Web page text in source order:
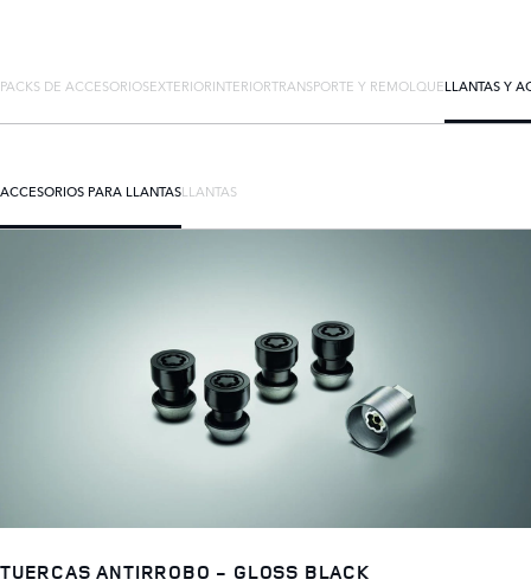
PACKS DE ACCESORIOSEXTERIORINTERIORTRANSPORTE Y REMOLQUELLANTAS Y
ACCESORIOS PARA LLANTASLLANTAS
TUERCAS ANTIRROBO - GLOSS BLACK